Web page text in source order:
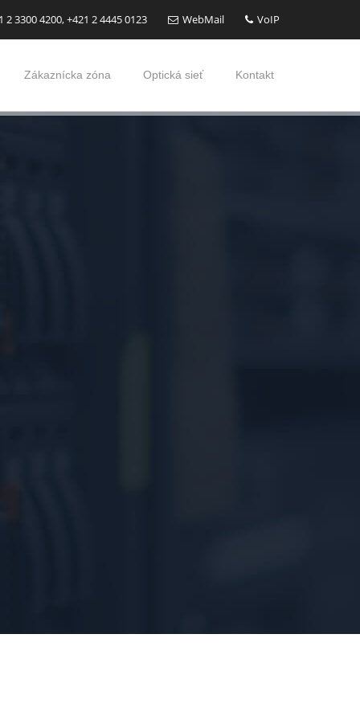
3300 4200, +421 2 4445 0123 WebMail VoIP
Zákaznícka zóna Optická sieť Kontakt